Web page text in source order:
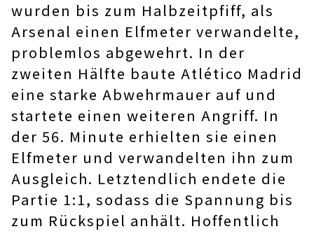
wurden bis zum Halbzeitpfiff, als
Arsenal einen Elfmeter verwandelte,
problemlos abgewehrt. In der
zweiten Hälfte baute Atlético Madrid
eine starke Abwehrmauer auf und
startete einen weiteren Angriff. In
der 56. Minute erhielten sie einen
Elfmeter und verwandelten ihn zum
Ausgleich. Letztendlich endete die
Partie 1:1, sodass die Spannung bis
zum Rückspiel anhält. Hoffentlich